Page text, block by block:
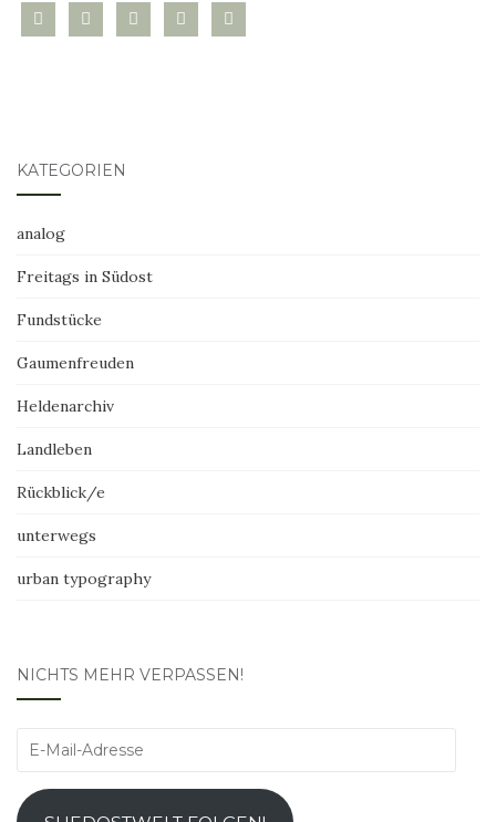
bloglovininstagramtwitter pinterest
mail
KATEGORIEN
analog
Freitags in Südost
Fundstücke
Gaumenfreuden
Heldenarchiv
Landleben
Rückblick/e
unterwegs
urban typography
NICHTS MEHR VERPASSEN!
E-
Adresse